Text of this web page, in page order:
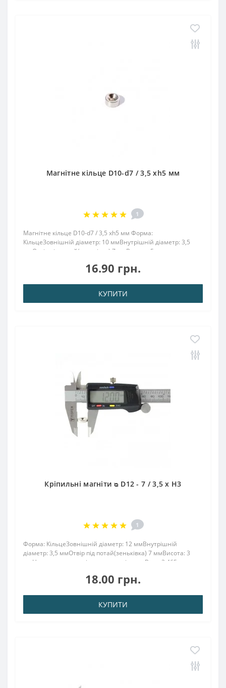
Магнітне кільце D10-d7 / 3,5 xh5 мм
1
Магнітне кільце D10-d7 / 3,5 xh5 мм Форма:
КільцеЗовнішній діаметр: 10 ммВнутрішній діаметр: 3,5
ммОтвір під потай(зеньківка) 7 ммВисота: 5
Cu-Ni)Намагнічення: N38Зчеплення прибл .: 0.99..
16.90 грн.
КУПИТИ
Кріпильні магніти ᴓ D12 - 7 / 3,5 x H3
1
Форма: КільцеЗовнішній діаметр: 12 ммВнутрішній
діаметр: 3,5 ммОтвір під потай(зеньківка) 7 ммВисота: 3
ммНапрямок намагнічування: аксіальнеВага: 2.465
прибл .: 0.850 кгТемпература використання..
18.00 грн.
КУПИТИ